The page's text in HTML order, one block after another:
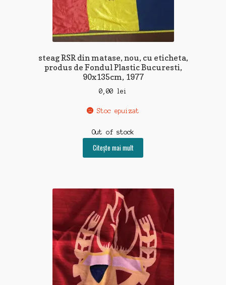
steag RSR din matase, nou, cu eticheta,
produs de Fondul Plastic Bucuresti,
90x135cm, 1977
0,00 lei
Stoc epuizat
Out of stock
Citește mai mult